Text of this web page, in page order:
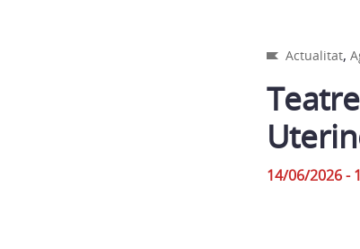
Actualitat,
14/06/2026 -